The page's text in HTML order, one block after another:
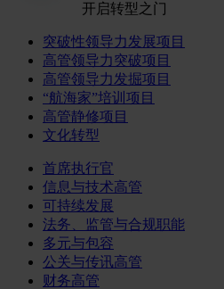
开启转型之门
突破性领导力发展项目
高管领导力突破项目
高管领导力发掘项目
“航海家”培训项目
高管静修项目
文化转型
首席执行官
信息与技术高管
可持续发展
法务、监管与合规职能
多元与包容
公关与传讯高管
财务高管